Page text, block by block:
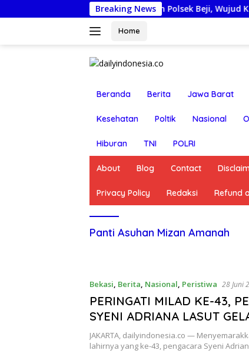
ke
Breaking News
Anggota Reskrim Polsek Beji, Wujud Komitmen
Home
Beranda Berita Jawa Barat
Kesehatan Poltik Nasional
Hiburan TNI POLRI
About Blog Contact
Privacy Policy Redaksi Refund
Panti Asuhan Mizan Amanah
Bekasi, Berita, Nasional, Peristiwa 28 Juni
PERINGATI MILAD KE-43,
SYENI ADRIANA LASUT
KEBAHAGIAAN BERSAMA
TEBET
JAKARTA, dailyindonesia.co —
lahirnya yang ke-43, pengacara Syeni